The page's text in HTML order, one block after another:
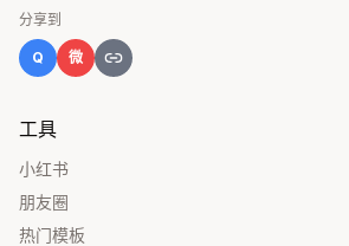
分享到
Q 微
工具
小红书
朋友圈
热门模板